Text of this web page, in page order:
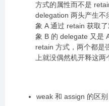
方式的属性而不是
delegation 两头产生不
象 A 通过 retain 获取
象 B 的 delegate 又是
retain 方式，两个都是
上就没偶然机开释这两
weak 和 assign 的区别